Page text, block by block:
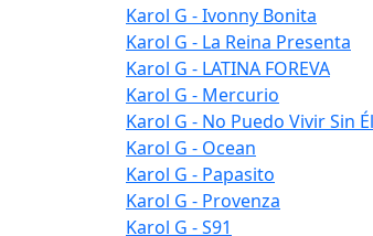
Karol G - Ivonny Bonita
Karol G - La Reina Presenta
Karol G - LATINA FOREVA
Karol G - Mercurio
Karol G - No Puedo Vivir Sin Él
Karol G - Ocean
Karol G - Papasito
Karol G - Provenza
Karol G - S91